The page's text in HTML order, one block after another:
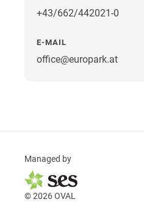
+43/662/442021-0
E-MAIL
office@europark.at
Managed by
© 2026 OVAL